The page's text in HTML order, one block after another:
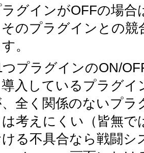
グインがOFFの場
のプラグインとの競
。
つプラグインのON/
入しているプラグイ
全く関係のないプラ
考えにくい（皆無で
る不具合なら戦闘シ